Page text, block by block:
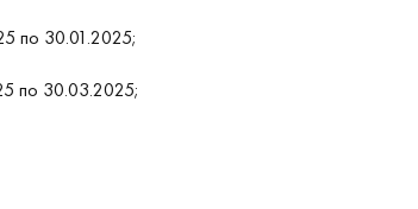
по 30.01.2025;
по 30.03.2025;